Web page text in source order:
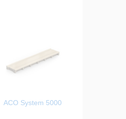
ACO System 5000